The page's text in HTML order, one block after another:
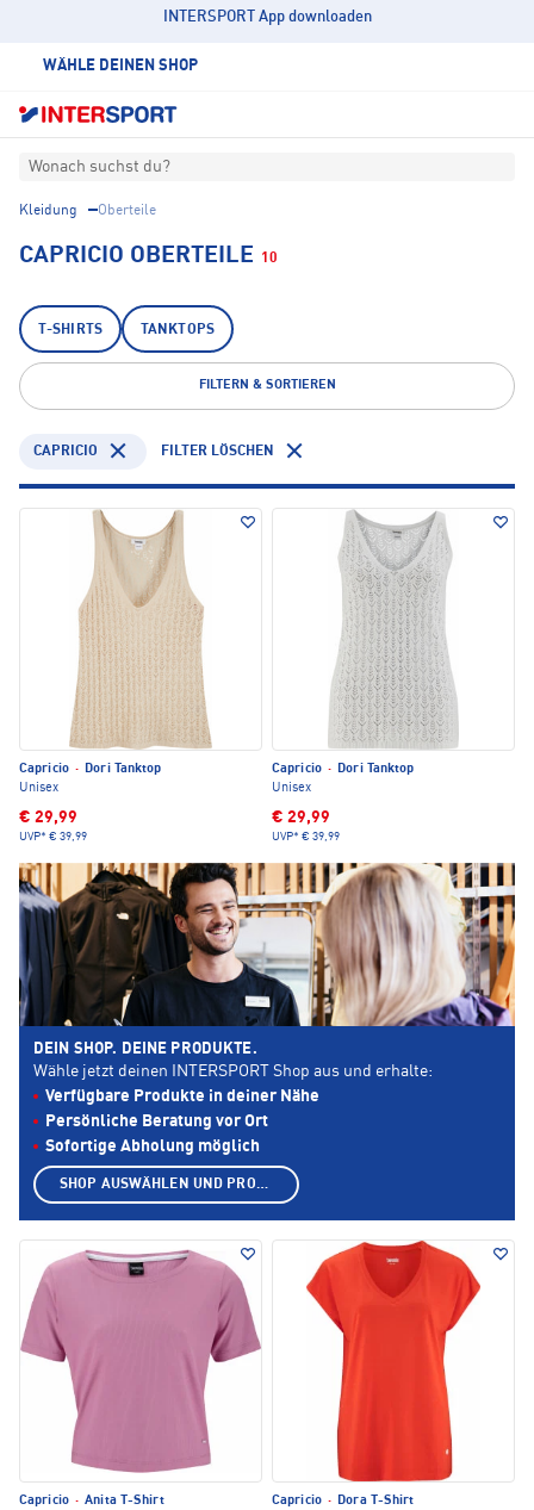
INTERSPORT App downloaden
WÄHLE DEINEN SHOP
Wonach suchst du?
Kleidung Oberteile
CAPRICIO OBERTEILE 10
T-SHIRTS TANKTOPS
FILTERN & SORTIEREN
CAPRICIO FILTER LÖSCHEN
Capricio ·
Dori Tanktop
Unisex
€ 29,99
UVP* € 39,99
Capricio ·
Dori Tanktop
Unisex
€ 29,99
UVP* € 39,99
Capricio · Anita T-Shirt
Capricio · Dora T-Shirt
DEIN SHOP. DEINE PRODUKTE.
Wähle jetzt deinen INTERSPORT Shop aus und erhalte:
Verfügbare Produkte in deiner Nähe
Persönliche Beratung vor Ort
Sofortige Abholung möglich
SHOP AUSWÄHLEN UND PRODUKTE ANZEIGEN